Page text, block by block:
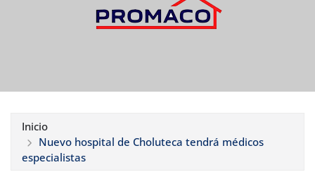
Inicio
Nuevo hospital de Choluteca tendrá médicos
especialistas